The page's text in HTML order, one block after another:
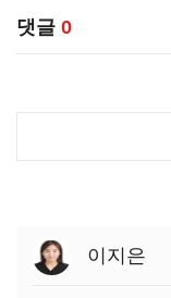
댓글 0
이지은